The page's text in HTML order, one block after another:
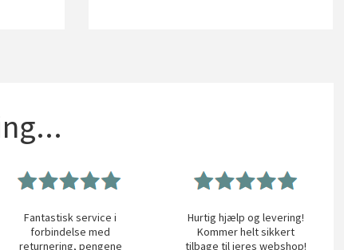
Fantastisk service i
forbindelse med
returnering, pengene
Hurtig hjælp og levering!
Kommer helt sikkert
tilbage til jeres webshop!